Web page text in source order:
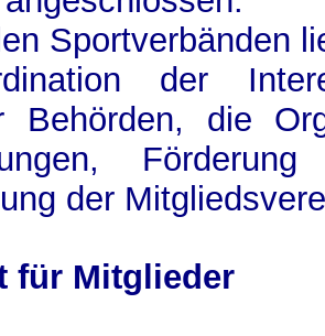
Sportverbänden
der
Behörden, die
der
für Mitglieder